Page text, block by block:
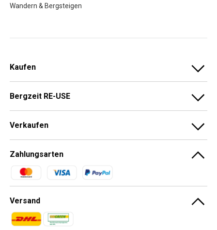
Wandern & Bergsteigen
Kaufen
Bergzeit RE-USE
Verkaufen
Zahlungsarten
Zahlungsmethoden
Versand
Zahlungsmethoden